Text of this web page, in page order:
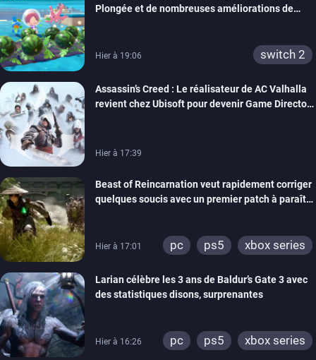
Plongée et de nombreuses améliorations de
Hier à 19:06 switch 2
Assassin’s Creed : Le réalisateur de AC Valhalla
revient chez Ubisoft pour devenir Game Director
Hier à 17:39
Beast of Reincarnation veut rapidement corriger
quelques soucis avec un premier patch à paraître
Hier à 17:01 pc ps5 xbox series
Larian célèbre les 3 ans de Baldur’s Gate 3 avec
des statistiques disons, surprenantes
Hier à 16:26 pc ps5 xbox series